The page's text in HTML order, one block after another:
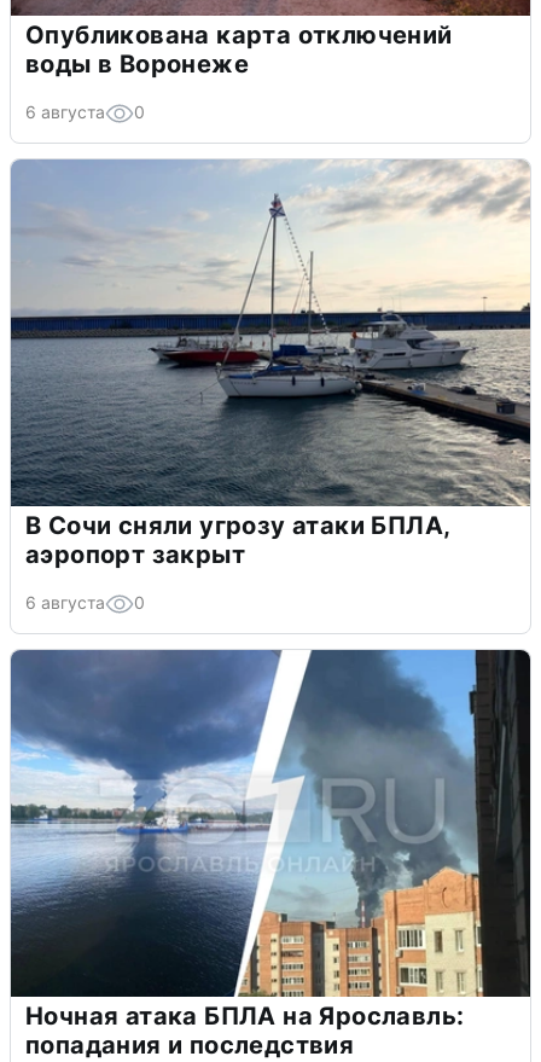
Опубликована карта отключений
воды в Воронеже
6 августа 0
В Сочи сняли угрозу атаки БПЛА,
аэропорт закрыт
6 августа 0
Ночная атака БПЛА на Ярославль:
попадания и последствия